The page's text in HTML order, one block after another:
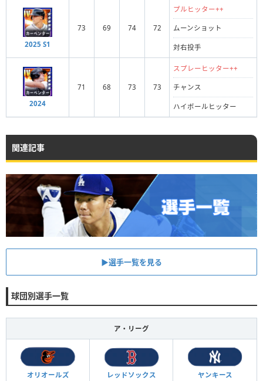
2025 S1
73 69 74 72
プルヒッター++
ムーンショット
対右投手
2024
71 68 73 73
スプレーヒッター++
チャンス
ハイボールヒッター
関連記事
▶︎選手一覧を見る
球団別選手一覧
ア・リーグ
オリオールズ レッドソックス ヤンキース